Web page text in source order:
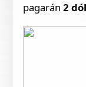
pagarán2